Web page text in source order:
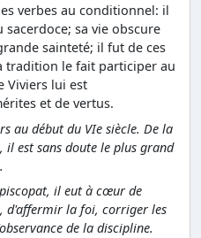
verbes au conditionnel: il
sa vie obscure
sainteté; il fut de ces
tradition le fait participer au
Viviers lui est
et de vertus.
au début du VIe siècle. De la
est sans doute le plus grand
il eut à cœur de
d'affermir la foi, corriger les
de la discipline.